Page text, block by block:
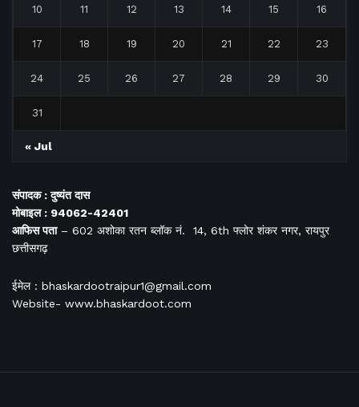
10 11 12 13 14 15 16
17 18 19 20 21 22 23
24 25 26 27 28 29 30
31
« Jul
संपादक : दुष्यंत दास
मोबाइल : 94062-42401
आफिसपता– 602 अशोका रतन ब्लॉक नं. 14, 6th फ्लोर शंकर नगर, रायपुर
छत्तीसगढ़
ईमेल : bhaskardootraipur1@gmail.com
Website- www.bhaskardoot.com